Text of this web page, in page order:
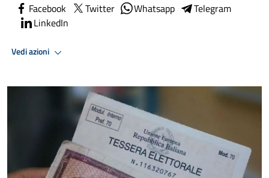
Facebook Twitter Whatsapp
Telegram
LinkedIn
Vedi azioni